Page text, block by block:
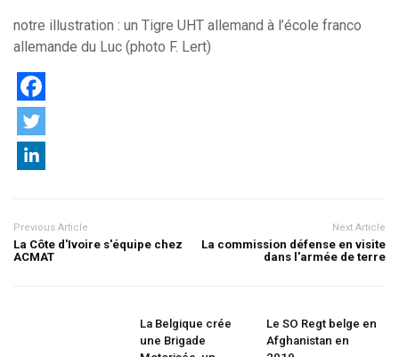
notre illustration : un Tigre UHT allemand à l’école franco
allemande du Luc (photo F. Lert)
Previous Article
La Côte d'Ivoire s'équipe chez
ACMAT
Next Article
La commission défense en visite
dans l'armée de terre
La Belgique crée
une Brigade
Le SO Regt belge en
Afghanistan en